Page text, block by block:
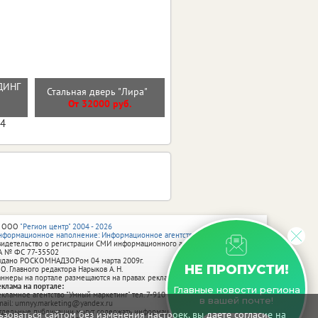
сайтом без изменения настроек, вы даете согласие на
Стальная дверь "Лира"
От 32000 руб.
НЕ ПРОПУСТИ!
Главные новости региона
в вашей почте!
"Регион центр" 2004 - 2026
наполнение: Информационное агентство vRossii.ru
о регистрации СМИ информационного агентства vRossii.ru
№ ФС 77‑35502
РОСКОМНАДЗОРом 04 марта 2009г.
Главного редактора Нарыков А. Н.
на портале размещаются на правах рекламы.
на портале:
агентство "Умный маркетинг" тел. 7-910-267-70-40,
umnyy.marketing@yandex.ru
публикации могут содержать информацию, не предназначенную